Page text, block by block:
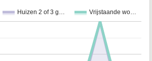
Huizen 2 of 3 g… Vrijstaande wo…